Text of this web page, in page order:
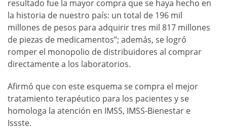
resultado fue la mayor compra que se haya hecho en
la historia de nuestro país: un total de 196 mil
millones de pesos para adquirir tres mil 817 millones
de piezas de medicamentos”; además, se logró
romper el monopolio de distribuidores al comprar
directamente a los laboratorios.
Afirmó que con este esquema se compra el mejor
tratamiento terapéutico para los pacientes y se
homologa la atención en IMSS, IMSS-Bienestar e
Issste.